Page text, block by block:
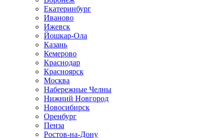
Екатеринбург
Иваново
Ижевск
Йошкар-Ола
Казань
Кемерово
Краснодар
Красноярск
Москва
Набережные Челны
Нижний Новгород
Новосибирск
Оренбург
Пенза
Ростов-на-Дону